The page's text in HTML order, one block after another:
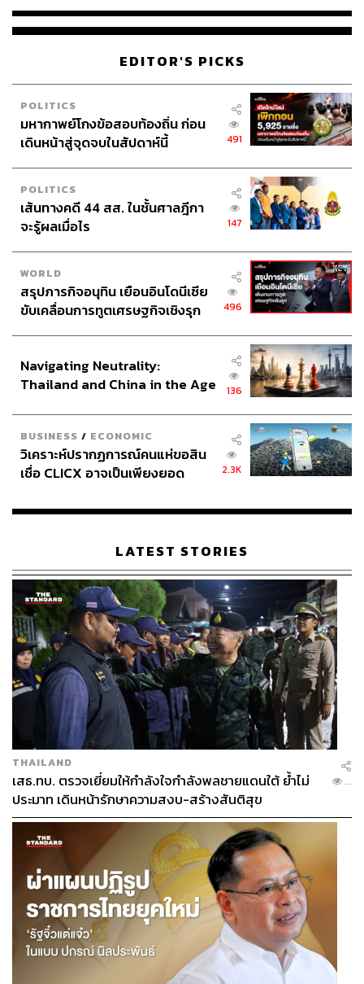
EDITOR'S PICKS
POLITICS
มหากาพย์โกงข้อสอบท้องถิ่น ก่อน
เดินหน้าสู่จุดจบในสัปดาห์นี้
491
POLITICS
เส้นทางคดี 44 สส. ในชั้นศาลฎีกา
จะรู้ผลเมื่อไร
147
WORLD
สรุปภารกิจอนุทิน เยือนอินโดนีเซีย
ขับเคลื่อนการทูตเศรษฐกิจเชิงรุก
496
Navigating Neutrality:
Thailand and China in the Age
136
BUSINESS / ECONOMIC
วิเคราะห์ปรากฏการณ์คนแห่ขอสิน
เชื่อ CLICX อาจเป็นเพียงยอด
เรือนไทยที่ถูกซุกไว้
2.3K
LATEST STORIES
THAILAND
เสธ.ทบ. ตรวจเยี่ยมให้กำลังใจกำลังพลชายแดนใต้ ย้ำไม่
ประมาท เดินหน้ารักษาความสงบ-สร้างสันติสุข
...